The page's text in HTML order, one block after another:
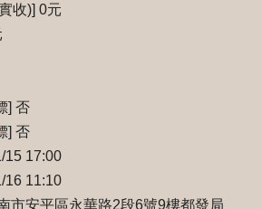
收)] 0元
] 否
] 否
15 17:00
16 11:10
市安平區永華路2段6號9樓都發局